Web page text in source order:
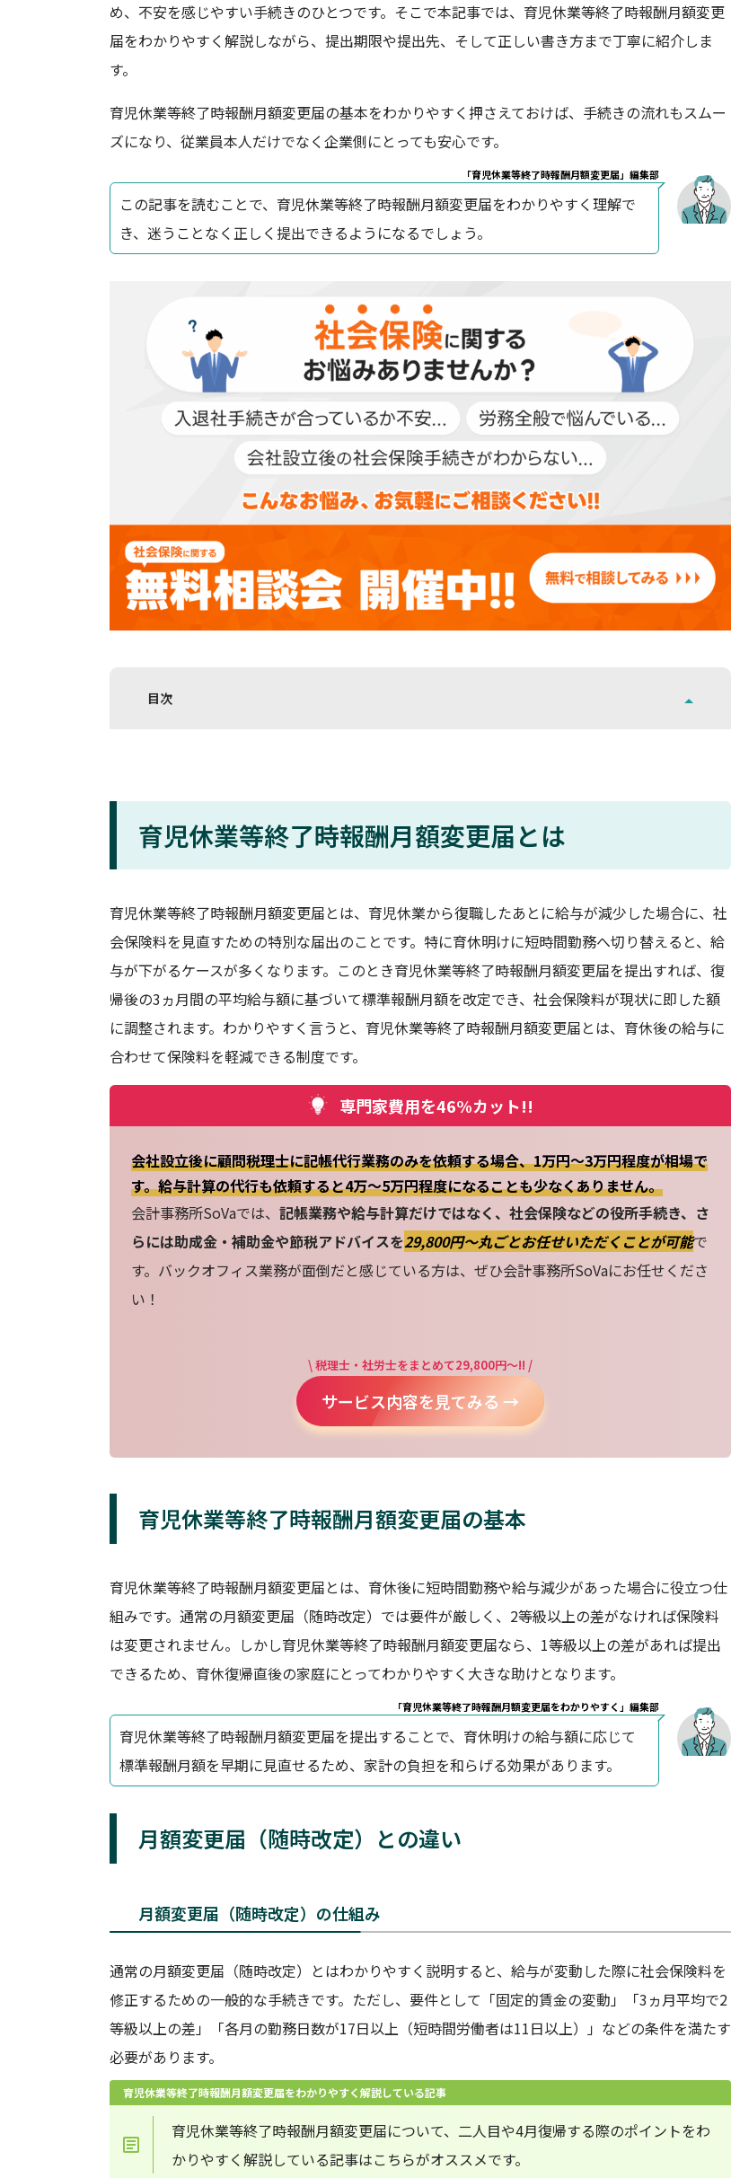
め、不安を感じやすい手続きのひとつです。そこで本記事では、育児休業等終了時報酬月額変更
届をわかりやすく解説しながら、提出期限や提出先、そして正しい書き方まで丁寧に紹介しま
す。
育児休業等終了時報酬月額変更届の基本をわかりやすく押さえておけば、手続きの流れもスムー
ズになり、従業員本人だけでなく企業側にとっても安心です。
「育児休業等終了時報酬月額変更届」編集部
この記事を読むことで、育児休業等終了時報酬月額変更届をわかりやすく理解で
き、迷うことなく正しく提出できるようになるでしょう。
目次
育児休業等終了時報酬月額変更届とは
育児休業等終了時報酬月額変更届とは、育児休業から復職したあとに給与が減少した場合に、社
会保険料を見直すための特別な届出のことです。特に育休明けに短時間勤務へ切り替えると、給
与が下がるケースが多くなります。このとき育児休業等終了時報酬月額変更届を提出すれば、復
帰後の3ヵ月間の平均給与額に基づいて標準報酬月額を改定でき、社会保険料が現状に即した額
に調整されます。わかりやすく言うと、育児休業等終了時報酬月額変更届とは、育休後の給与に
合わせて保険料を軽減できる制度です。
専門家費用を46%カット!!
会社設立後に顧問税理士に記帳代行業務のみを依頼する場合、1万円～3万円程度が相場で
す。給与計算の代行も依頼すると4万～5万円程度になることも少なくありません。
会計事務所SoVaでは、 記帳業務や給与計算だけではなく、社会保険などの役所手続き、さ
らには助成金・補助金や節税アドバイスを29,800円〜丸ごとお任せいただくことが可能で
す。バックオフィス業務が面倒だと感じている方は、ぜひ会計事務所SoVaにお任せくださ
い！
\ 税理士・社労士をまとめて29,800円～!! /
サービス内容を見てみる →
育児休業等終了時報酬月額変更届の基本
育児休業等終了時報酬月額変更届とは、育休後に短時間勤務や給与減少があった場合に役立つ仕
組みです。通常の月額変更届（随時改定）では要件が厳しく、2等級以上の差がなければ保険料
は変更されません。しかし育児休業等終了時報酬月額変更届なら、1等級以上の差があれば提出
できるため、育休復帰直後の家庭にとってわかりやすく大きな助けとなります。
「育児休業等終了時報酬月額変更届をわかりやすく」編集部
育児休業等終了時報酬月額変更届を提出することで、育休明けの給与額に応じて
標準報酬月額を早期に見直せるため、家計の負担を和らげる効果があります。
月額変更届（随時改定）との違い
月額変更届（随時改定）の仕組み
通常の月額変更届（随時改定）とはわかりやすく説明すると、給与が変動した際に社会保険料を
修正するための一般的な手続きです。ただし、要件として「固定的賃金の変動」「3ヵ月平均で2
等級以上の差」「各月の勤務日数が17日以上（短時間労働者は11日以上）」などの条件を満たす
必要があります。
育児休業等終了時報酬月額変更届をわかりやすく解説している記事
育児休業等終了時報酬月額変更届について、二人目や4月復帰する際のポイントをわ
かりやすく解説している記事はこちらがオススメです。